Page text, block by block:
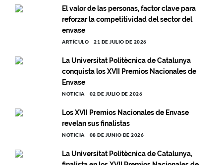
El valor de las personas, factor clave para
reforzar la competitividad del sector del
envase
ARTÍCULO 21 DE JULIO DE 2026
La Universitat Politècnica de Catalunya
conquista los XVII Premios Nacionales de
Envase
NOTICIA 02 DE JULIO DE 2026
Los XVII Premios Nacionales de Envase
revelan sus finalistas
NOTICIA 08 DE JUNIO DE 2026
La Universitat Politècnica de Catalunya,